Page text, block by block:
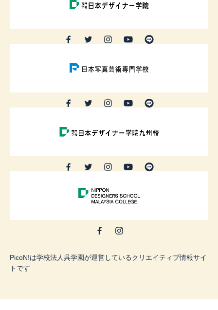
PicoN!は学校法人呉学園が運営しているクリエイティブ情報サイ
トです